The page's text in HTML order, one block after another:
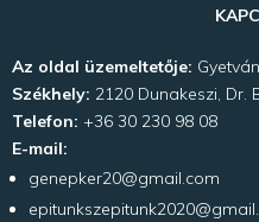
Az oldal üzemeltetője:
Székhely: 2120 Dunakeszi, Dr.
Telefon: +36 30 230 98 08
E-mail:
genepker20@gmail.com